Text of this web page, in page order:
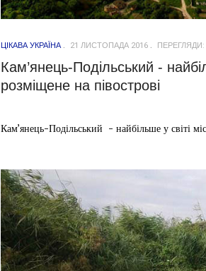
ЦІКАВА УКРАЇНА 21 ЛИСТОПАДА 2016 ПЕРЕГЛЯДИ:
Кам’янець-Подільський -
розміщене на півострові
Кам’янець-Подільський - найбільше у світі